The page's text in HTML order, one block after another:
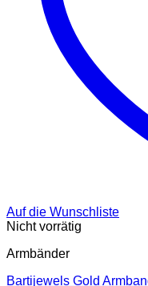
Auf die Wunschliste
Nicht vorrätig
Armbänder
Bartijewels Gold